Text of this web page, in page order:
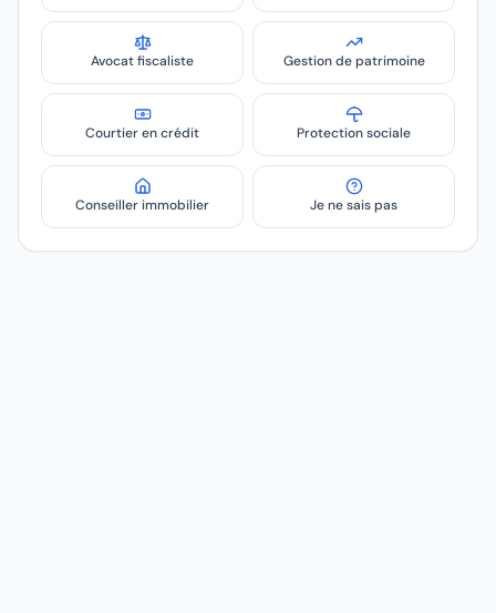
Avocat fiscaliste Gestion de patrimoine
Courtier en crédit Protection sociale
Conseiller immobilier Je ne sais pas